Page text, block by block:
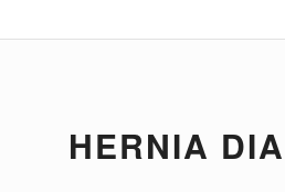
HERNIA